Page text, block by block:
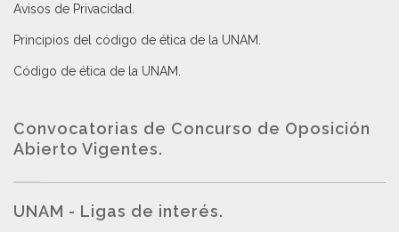
Avisos de Privacidad
Principios del código de ética de la UNAM
Código de ética de la UNAM
Convocatorias de Concurso de Oposición
Abierto Vigentes.
UNAM - Ligas de interés.